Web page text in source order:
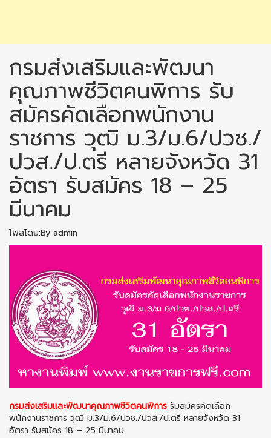
กรมส่งเสริมและพัฒนา
คุณภาพชีวิตคนพิการ รับ
สมัครคัดเลือกพนักงาน
ราชการ วุฒิ ม.3/ม.6/ปวช./
ปวส./ป.ตรี หลายจังหวัด 31
อัตรา รับสมัคร 18 – 25
มีนาคม
โพสโดย:By admin
กรมส่งเสริมและพัฒนาคุณภาพชีวิตคนพิการ รับสมัครคัดเลือก
พนักงานราชการ วุฒิ ม.3/ม.6/ปวช./ปวส./ป.ตรี หลายจังหวัด 31
อัตรา รับสมัคร 18 – 25 มีนาคม